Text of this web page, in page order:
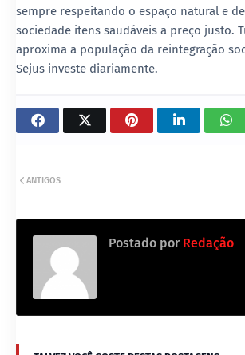
sempre respeitando o espaço natural e
sociedade itens saudáveis a preço justo.
aproxima a população da reintegração
Sejus investe diariamente.
ANTIGOS
Postado por Redação